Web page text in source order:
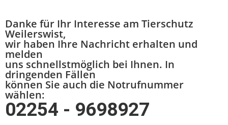
Danke für Ihr Interesse am Tierschutz
Weilerswist,
wir haben Ihre Nachricht erhalten und
melden
uns schnellstmöglich bei Ihnen. In
dringenden Fällen
können Sie auch die Notrufnummer
wählen:
02254 - 9698927